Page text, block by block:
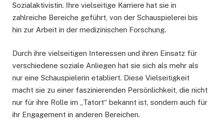
Sozialaktivistin. Ihre vielseitige Karriere hat sie in
zahlreiche Bereiche geführt, von der Schauspielerei bis
hin zur Arbeit in der medizinischen Forschung.
Durch ihre vielseitigen Interessen und ihren Einsatz für
verschiedene soziale Anliegen hat sie sich als mehr als
nur eine Schauspielerin etabliert. Diese Vielseitigkeit
macht sie zu einer faszinierenden Persönlichkeit, die nicht
nur für ihre Rolle im „Tatort“ bekannt ist, sondern auch für
ihr Engagement in anderen Bereichen.